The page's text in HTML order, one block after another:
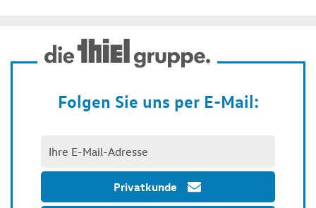
Folgen Sie uns per E-Mail:
Privatkunde